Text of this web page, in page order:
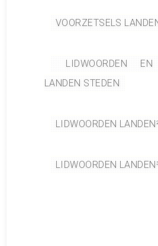
VOORZETSELS
LIDWOORDEN EN
LANDEN STEDEN
LIDWOORDEN
LIDWOORDEN